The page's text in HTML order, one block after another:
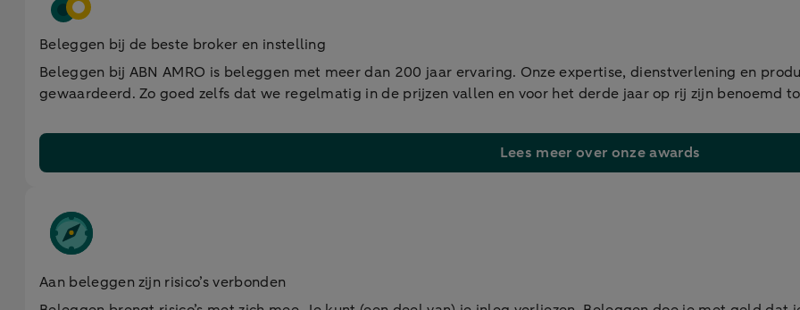
Beleggen bij de beste broker en instelling
Beleggen bij ABN AMRO is beleggen met meer dan 200 jaar ervaring. Onze expertise, dienstverlening en
gewaardeerd. Zo goed zelfs dat we regelmatig in de prijzen vallen en voor het derde jaar op rij zijn benoemd
Lees meer over onze awards
Aan beleggen zijn risico’s verbonden